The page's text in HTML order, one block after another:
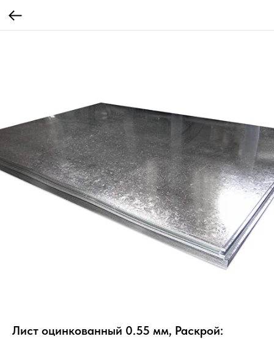
Лист оцинкованный 0.55 мм, Раскрой: